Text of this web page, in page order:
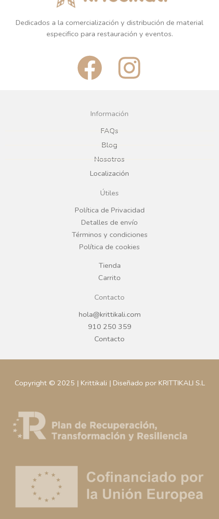
Dedicados a la comercialización y distribución de material
especifico para restauración y eventos.
F
a
c
e
b
o
o
k
I
n
g
r
a
Información
FAQs
Blog
Nosotros
Localización
Útiles
Política de Privacidad
Detalles de envío
Términos y condiciones
Política de cookies
Tienda
Carrito
Contacto
hola@krittikali.com
910 250 359
Contacto
Copyright © 2025 | Krittikali | Diseñado por KRITTIKALI S.L